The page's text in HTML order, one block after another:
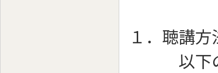
１．聴講方
以下の